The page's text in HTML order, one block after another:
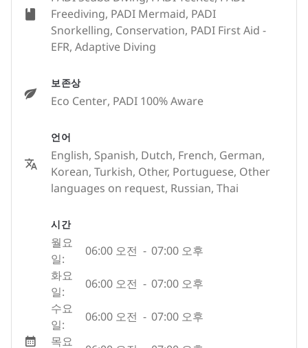
Freediving, PADI Mermaid, PADI
Snorkelling, Conservation, PADI First Aid -
EFR, Adaptive Diving
보존상
Eco Center, PADI 100% Aware
언어
English, Spanish, Dutch, French, German,
Korean, Turkish, Other, Portuguese, Other
languages on request, Russian, Thai
시간
월요
일:
06:00 오전 - 07:00 오후
화요
일:
06:00 오전 - 07:00 오후
수요
일:
06:00 오전 - 07:00 오후
목요